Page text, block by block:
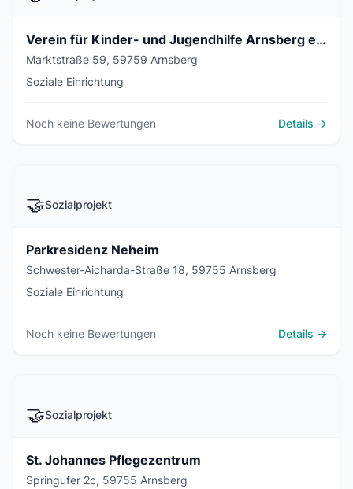
Verein für Kinder- und Jugendhilfe Arnsberg e.V. - Hauptstelle
Marktstraße 59, 59759 Arnsberg
Soziale Einrichtung
Noch keine Bewertungen Details →
🤝Sozialprojekt
Parkresidenz Neheim
Schwester-Aicharda-Straße 18, 59755 Arnsberg
Soziale Einrichtung
Noch keine Bewertungen Details →
🤝Sozialprojekt
St. Johannes Pflegezentrum
Springufer 2c, 59755 Arnsberg